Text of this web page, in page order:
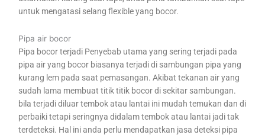
untuk mengatasi selang flexible yang bocor.
Pipa air bocor
Pipa bocor terjadi Penyebab utama yang sering terjadi pada
pipa air yang bocor biasanya terjadi di sambungan pipa yang
kurang lem pada saat pemasangan. Akibat tekanan air yang
sudah lama membuat titik titik bocor di sekitar sambungan.
bila terjadi diluar tembok atau lantai ini mudah temukan dan di
perbaiki tetapi seringnya didalam tembok atau lantai jadi tak
terdeteksi. Hal ini anda perlu mendapatkan jasa deteksi pipa